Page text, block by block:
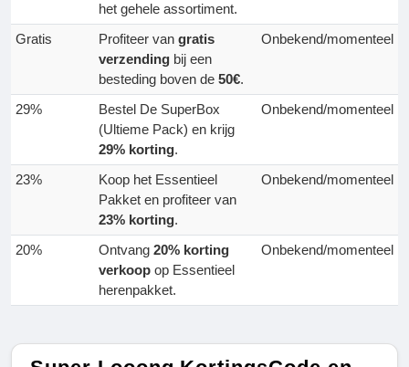
het gehele assortiment.
Gratis Profiteer van gratis
verzending bij een
besteding boven de 50€.
Onbekend/momenteel
29%
Bestel De SuperBox
(Ultieme Pack) en krijg
29% korting.
Onbekend/momenteel
23%
Koop het Essentieel
Pakket en profiteer van
23% korting.
Onbekend/momenteel
20% Ontvang 20% korting
verkoop op Essentieel
herenpakket.
Onbekend/momenteel